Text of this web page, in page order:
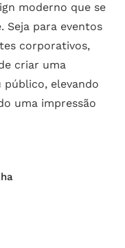
moderno que se
Seja para eventos
corporativos,
criar uma
público, elevando
uma impressão